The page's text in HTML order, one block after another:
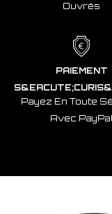
Ouvrés
PAIEMENT
Payez En Toute
Avec